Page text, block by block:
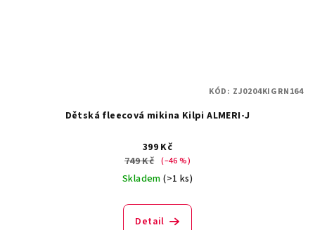
Dětská fleecová mikina Kilpi ALMERI-J
399 Kč
749 Kč (–46 %)
Skladem(>1 ks)
Detail
KÓD: ZJ0204KIGRN164